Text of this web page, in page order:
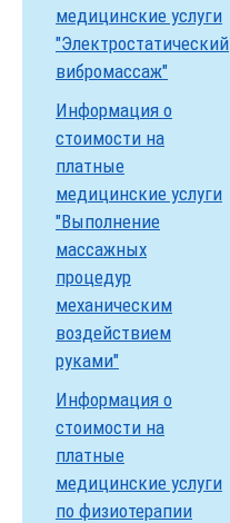
медицинские услуги
"Электростатический
вибромассаж"
Информация о
стоимости на
платные
медицинские услуги
"Выполнение
массажных
процедур
механическим
воздействием
руками"
Информация о
стоимости на
платные
медицинские услуги
по физиотерапии